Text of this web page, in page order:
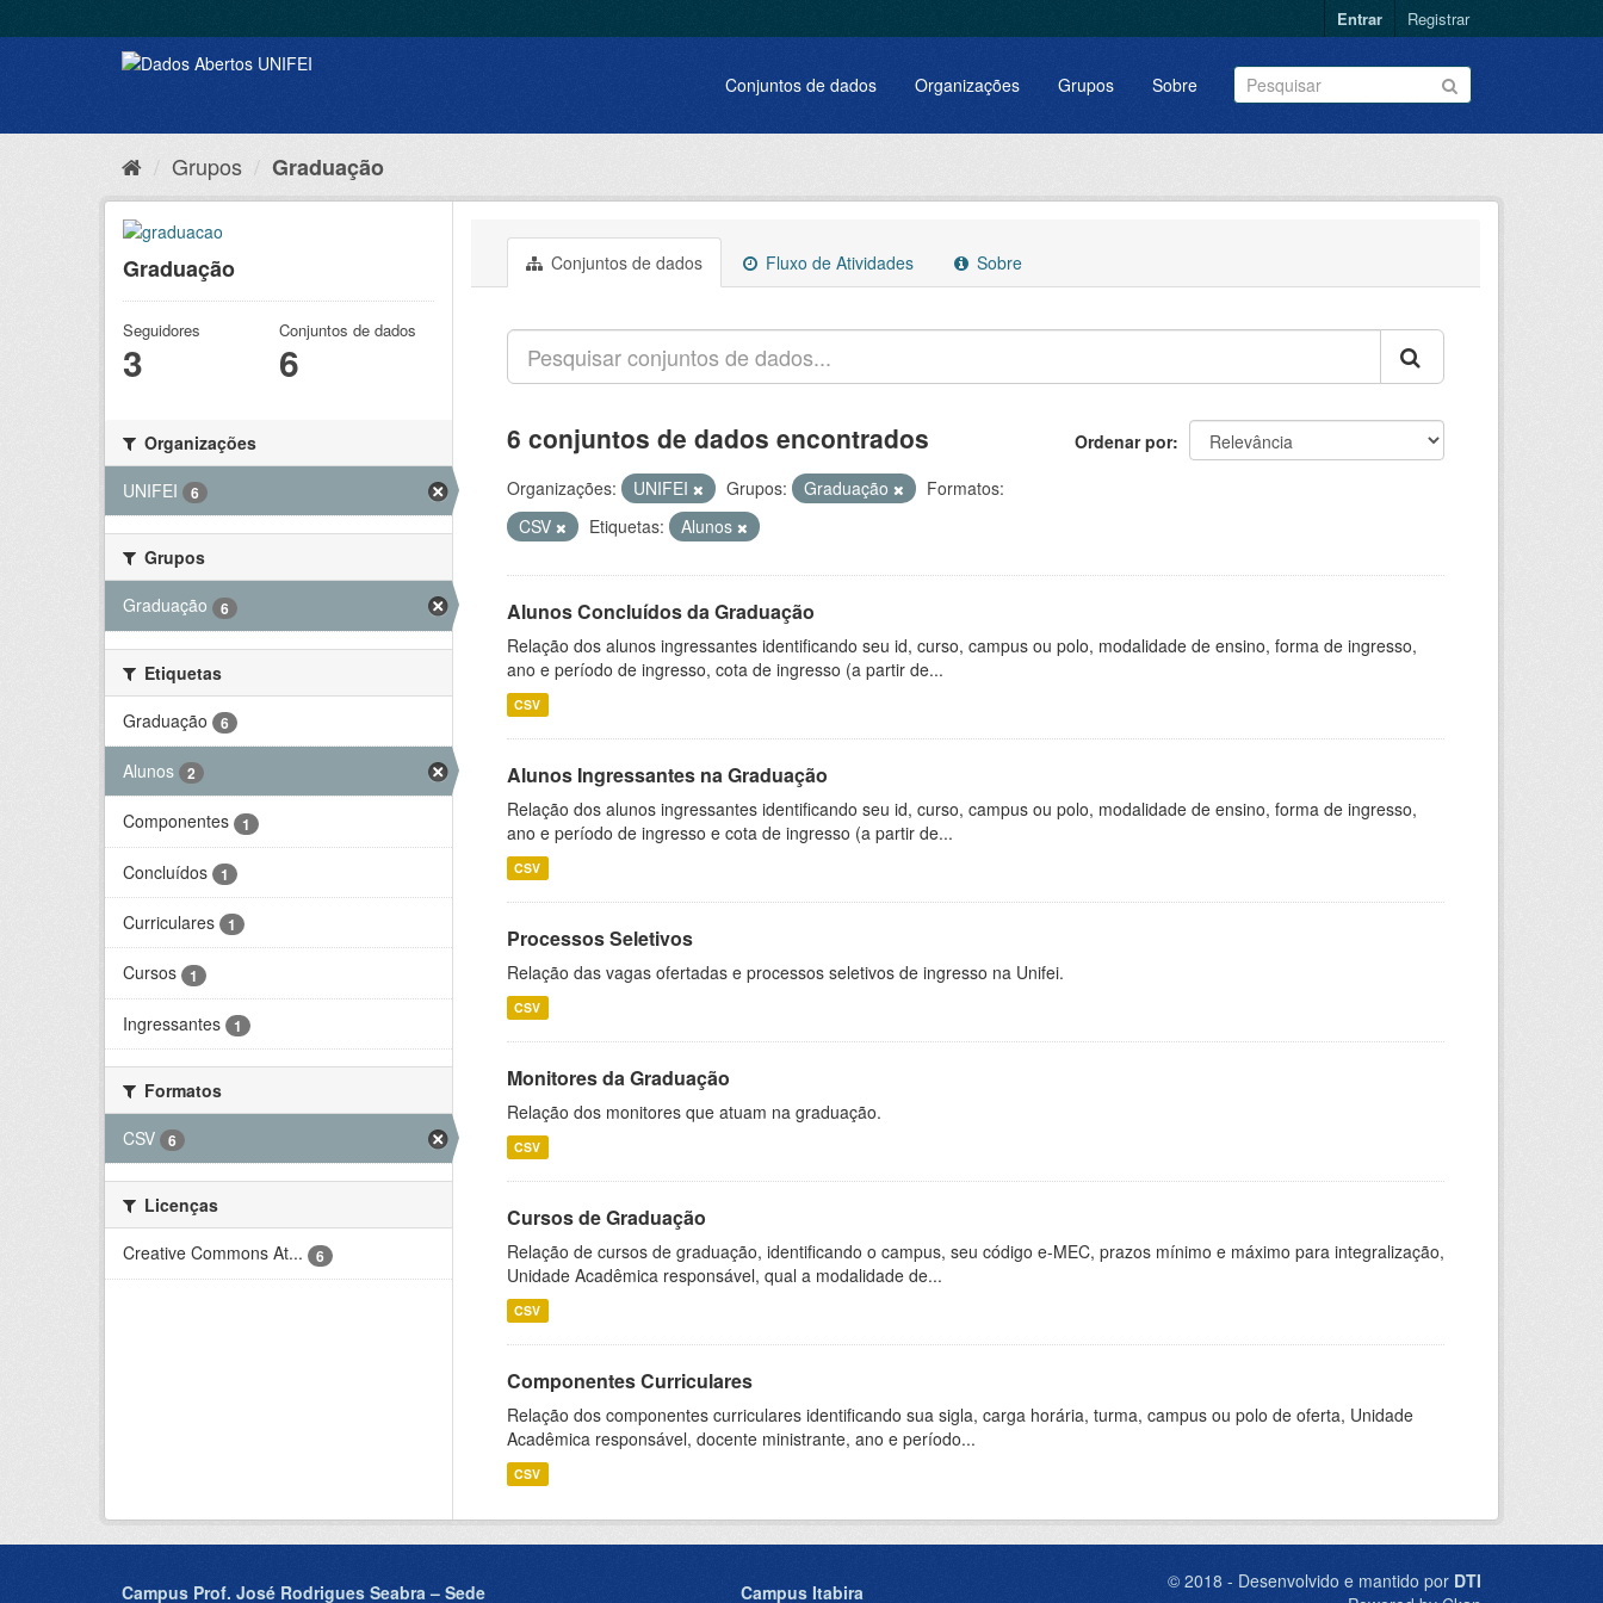
Entrar Registrar
Conjuntos de dados Organizações Grupos Sobre
Grupos Graduação
Graduação
Seguidores
3
Conjuntos de dados
6
Organizações
UNIFEI
6
Grupos
Graduação
6
Etiquetas
Graduação
6
Alunos 2
Componentes 1
Concluídos 1
Curriculares 1
Cursos 1
Ingressantes 1
Formatos
CSV
6
Licenças
Creative Commons At...
6
Conjuntos de dados Fluxo de Atividades Sobre
Ordenar por
6 conjuntos de dados encontrados
Organizações: UNIFEI Grupos: Graduação
Formatos:
CSV
Etiquetas: Alunos
Alunos Concluídos da Graduação
Relação dos alunos ingressantes identificando seu id, curso, campus ou polo, modalidade de ensino, forma de ingresso,
ano e período de ingresso, cota de ingresso (a partir de...
CSV
Alunos Ingressantes na Graduação
Relação dos alunos ingressantes identificando seu id, curso, campus ou polo, modalidade de ensino, forma de ingresso,
ano e período de ingresso e cota de ingresso (a partir de...
CSV
Processos Seletivos
Relação das vagas ofertadas e processos seletivos de ingresso na Unifei.
CSV
Monitores da Graduação
Relação dos monitores que atuam na graduação.
CSV
Cursos de Graduação
Relação de cursos de graduação, identificando o campus, seu código e-MEC, prazos mínimo e máximo para integralização,
Unidade Acadêmica responsável, qual a modalidade de...
CSV
Componentes Curriculares
Relação dos componentes curriculares identificando sua sigla, carga horária, turma, campus ou polo de oferta, Unidade
Acadêmica responsável, docente ministrante, ano e período...
CSV
Campus Prof. José Rodrigues Seabra – Sede Campus Itabira © 2018 - Desenvolvido e mantido por DTI